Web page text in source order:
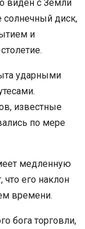
виден с Земли
солнечный диск,
и
ударными
известные
по мере
медленную
его наклон
времени.
бога торговли,